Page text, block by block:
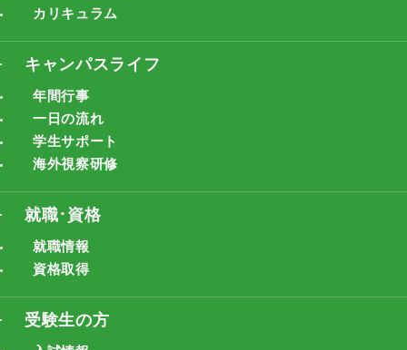
カリキュラム
キャンパスライフ
年間行事
一日の流れ
学生サポート
海外視察研修
就職･資格
就職情報
資格取得
受験生の方